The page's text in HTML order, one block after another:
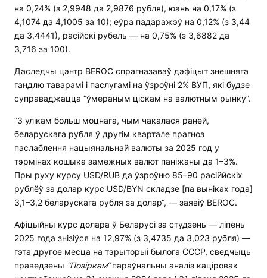
на 0,24% (з 2,9948 да 2,9876 рубля), юань на 0,17% (з
4,1074 да 4,1005 за 10); еўра падаражэў на 0,12% (з 3,44
да 3,4441), расійскі рубель — на 0,75% (з 3,6882 да
3,716 за 100).
Даследчы цэнтр BEROC спрагназаваў дэфіцыт знешняга
гандлю таварамі і паслугамі на ўзроўні 2% ВУП, які будзе
суправаджацца “ўмераным ціскам на валютным рынку”.
“З улікам больш моцнага, чым чакалася раней,
беларускага рубля ў другім квартале прагноз
паслаблення нацыянальнай валюты за 2025 год у
тэрмінах кошыка замежных валют паніжаны да 1–3%.
Пры руху курсу USD/RUB да ўзроўню 85–90 расіййскіх
рублёў за долар курс USD/BYN складзе [па выніках года]
3,1–3,2 беларускага рубля за долар“, — заявіў BEROC.
Афіцыйны курс долара ў Беларусі за студзень — ліпень
2025 года знізіўся на 12,97% (з 3,4735 да 3,023 рубля) —
гэта другое месца на тэрыторыі былога СССР, сведчыць
праведзены “Позіркам“параўнальны аналіз каціровак